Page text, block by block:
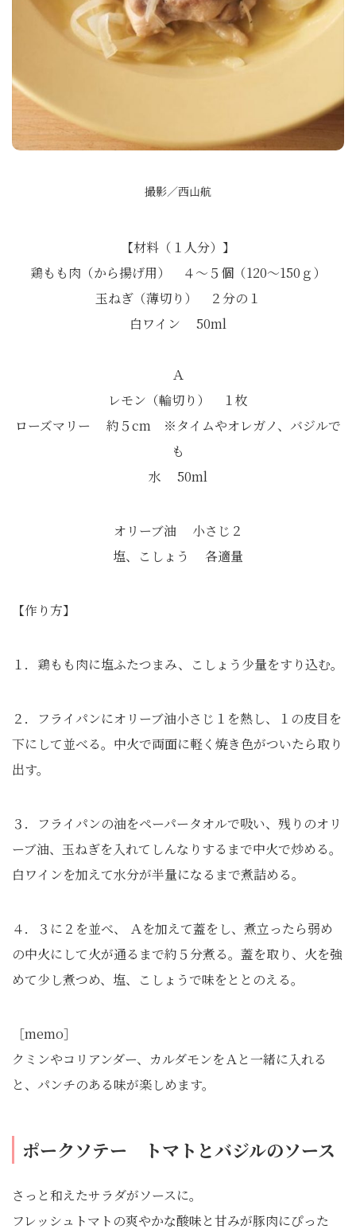
撮影／西山航
【材料（１人分）】
鶏もも肉（から揚げ用） ４～５個（120～150ｇ）
玉ねぎ（薄切り） ２分の１
白ワイン 50ml
Ａ
レモン（輪切り） １枚
ローズマリー 約５cm ※タイムやオレガノ、バジルで
も
水 50ml
オリーブ油 小さじ２
塩、こしょう 各適量
【作り方】
１．鶏もも肉に塩ふたつまみ、こしょう少量をすり込む。
２．フライパンにオリーブ油小さじ１を熱し、１の皮目を
下にして並べる。中火で両面に軽く焼き色がついたら取り
出す。
３．フライパンの油をペーパータオルで吸い、残りのオリ
ーブ油、玉ねぎを入れてしんなりするまで中火で炒める。
白ワインを加えて水分が半量になるまで煮詰める。
４．３に２を並べ、 Ａを加えて蓋をし、煮立ったら弱め
の中火にして火が通るまで約５分煮る。蓋を取り、火を強
めて少し煮つめ、塩、こしょうで味をととのえる。
［memo］
クミンやコリアンダー、カルダモンをＡと一緒に入れる
と、パンチのある味が楽しめます。
ポークソテー トマトとバジルのソース
さっと和えたサラダがソースに。
フレッシュトマトの爽やかな酸味と甘みが豚肉にぴった